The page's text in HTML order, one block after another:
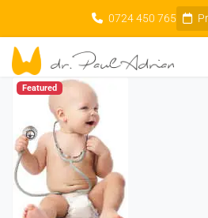
0724 450 765
Featured